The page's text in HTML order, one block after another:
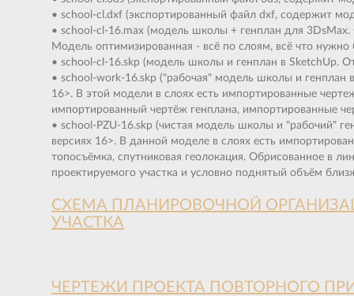
• school-cl.dxf (экспортированный файл dxf, содержит
• school-cl-16.max (модель школы + генплан для 3DsMax.
Модель оптимизированная - всё по слоям, всё что нужно
• school-cl-16.skp (модель школы и генплан в SketchUp.
• school-work-16.skp ("рабочая" модель школы и генплан
16>. В этой модели в слоях есть импортированные
импортированный чертёж генплана, импортированные
• school-PZU-16.skp (чистая модель школы и "рабочий"
версиях 16>. В данной моделе в слоях есть
топосъёмка, спутниковая геолокация. Обрисованное в
проектируемого участка и условно поднятый объём
СХЕМА ПЛАНИРОВОЧНОЙ
УЧАСТКА
ЧЕРТЕЖИ ПРОЕКТА ПОВТОРНОГО